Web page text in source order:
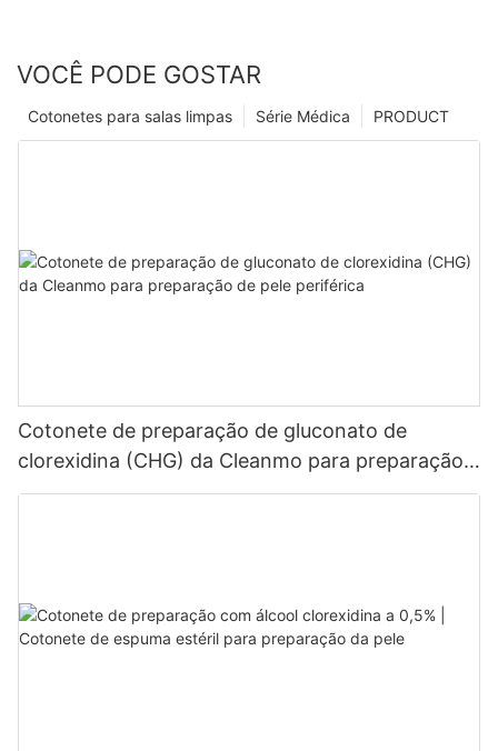
VOCÊ PODE GOSTAR
PRODUCT
Série Médica
Cotonetes para salas limpas
Cotonete de preparação de gluconato de
clorexidina (CHG) da Cleanmo para preparação
de pele periférica